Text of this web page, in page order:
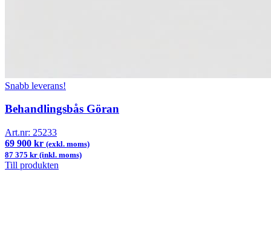
Snabb leverans!
Behandlingsbås Göran
Art.nr: 25233
69 900 kr (exkl. moms)
87 375 kr (inkl. moms)
Till produkten